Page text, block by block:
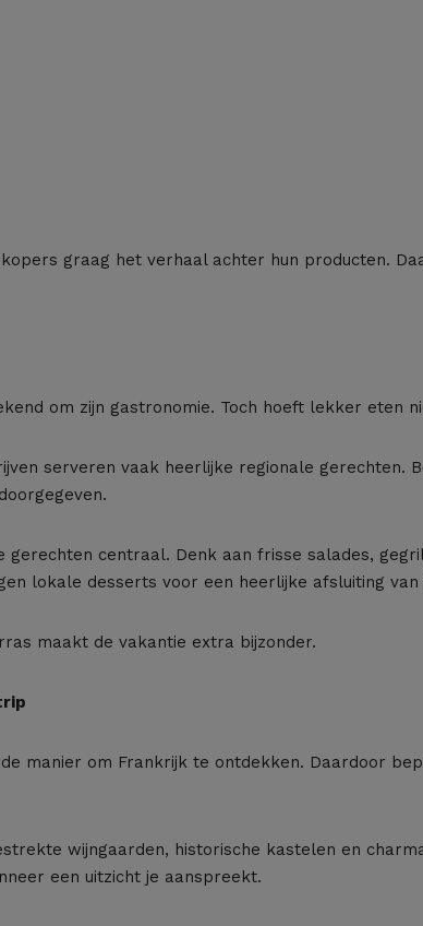
graag het verhaal achter hun producten.
om zijn gastronomie. Toch hoeft lekker eten
serveren vaak heerlijke regionale gerechten.
gerechten centraal. Denk aan frisse salades,
lokale desserts voor een heerlijke afsluiting
maakt de vakantie extra bijzonder.
manier om Frankrijk te ontdekken. Daardoor
wijngaarden, historische kastelen en
een uitzicht je aanspreekt.